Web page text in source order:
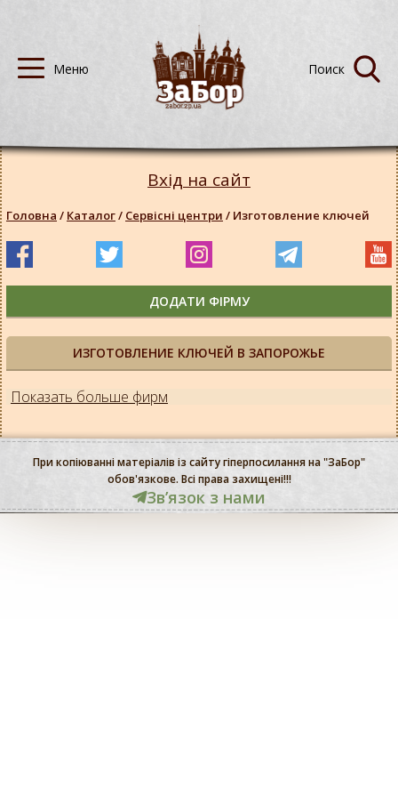
ИЗГОТОВЛЕНИЕ КЛЮЧЕЙ В ЗАПОРОЖЬЕ
Показать больше фирм
Вхід на сайт
Головна / Каталог/ Сервісні центри / Изготовление ключей
ДОДАТИ ФІРМУ
При копіюванні матеріалів із сайту гіперпосилання на "ЗаБор"
обов'язкове. Всі права захищені!!!
Звʼязок з нами